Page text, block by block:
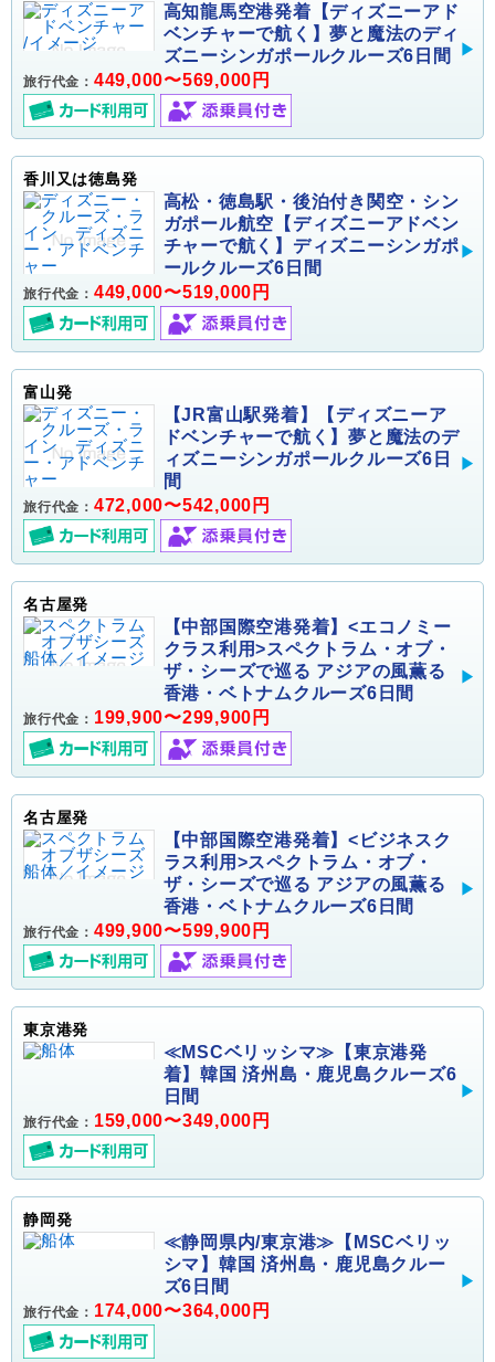
高知龍馬空港発着【ディズニーアド
ベンチャーで航く】夢と魔法のディ
ズニーシンガポールクルーズ6日間
旅行代金： 449,000〜569,000円
香川又は徳島発
高松・徳島駅・後泊付き関空・シン
ガポール航空【ディズニーアドベン
チャーで航く】ディズニーシンガポ
ールクルーズ6日間
旅行代金： 449,000〜519,000円
富山発
【JR富山駅発着】【ディズニーア
ドベンチャーで航く】夢と魔法のデ
ィズニーシンガポールクルーズ6日
間
旅行代金： 472,000〜542,000円
名古屋発
【中部国際空港発着】<エコノミー
クラス利用>スペクトラム・オブ・
ザ・シーズで巡る アジアの風薫る
香港・ベトナムクルーズ6日間
旅行代金： 199,900〜299,900円
名古屋発
【中部国際空港発着】<ビジネスク
ラス利用>スペクトラム・オブ・
ザ・シーズで巡る アジアの風薫る
香港・ベトナムクルーズ6日間
旅行代金： 499,900〜599,900円
東京港発
≪MSCベリッシマ≫【東京港発
着】韓国 済州島・鹿児島クルーズ6
日間
旅行代金： 159,000〜349,000円
静岡発
≪静岡県内/東京港≫【MSCベリッ
シマ】韓国 済州島・鹿児島クルー
ズ6日間
旅行代金： 174,000〜364,000円